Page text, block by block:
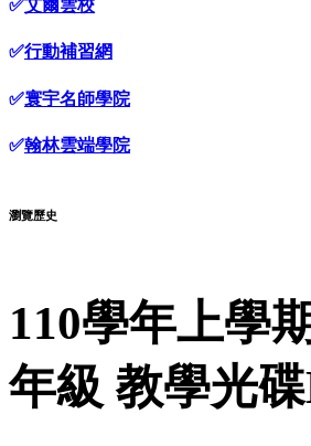
✅艾爾雲校
✅行動補習網
✅寰宇名師學院
✅翰林雲端學院
瀏覽歷史
110學年上學
年級 教學光